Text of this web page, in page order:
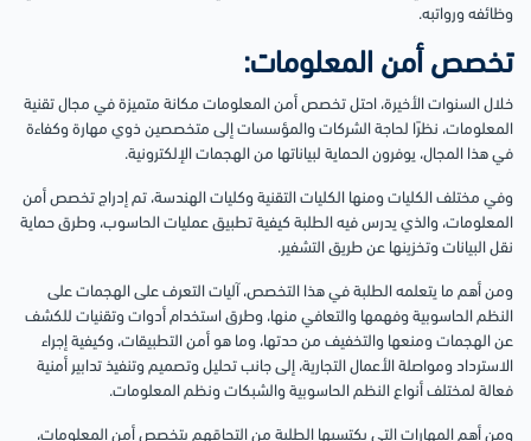
وظائفه ورواتبه.
تخصص أمن المعلومات:
خلال السنوات الأخيرة، احتل تخصص أمن المعلومات مكانة متميزة في مجال تقنية
المعلومات، نظرًا لحاجة الشركات والمؤسسات إلى متخصصين ذوي مهارة وكفاءة
في هذا المجال، يوفرون الحماية لبياناتها من الهجمات الإلكترونية.
وفي مختلف الكليات ومنها الكليات التقنية وكليات الهندسة، تم إدراج تخصص أمن
المعلومات، والذي يدرس فيه الطلبة كيفية تطبيق عمليات الحاسوب، وطرق حماية
نقل البيانات وتخزينها عن طريق التشفير.
ومن أهم ما يتعلمه الطلبة في هذا التخصص، آليات التعرف على الهجمات على
النظم الحاسوبية وفهمها والتعافي منها، وطرق استخدام أدوات وتقنيات للكشف
عن الهجمات ومنعها والتخفيف من حدتها، وما هو أمن التطبيقات، وكيفية إجراء
الاسترداد ومواصلة الأعمال التجارية، إلى جانب تحليل وتصميم وتنفيذ تدابير أمنية
فعالة لمختلف أنواع النظم الحاسوبية والشبكات ونظم المعلومات.
ومن أهم المهارات التي يكتسبها الطلبة من التحاقهم بتخصص أمن المعلومات،